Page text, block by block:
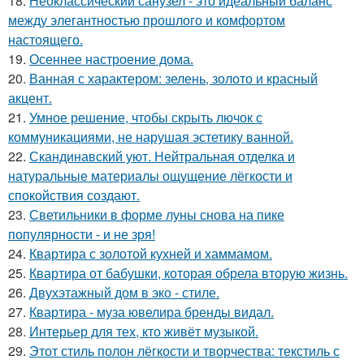
между элегантностью прошлого и комфортом
настоящего.
19. Осеннее настроение дома.
20. Ванная с характером: зелень, золото и красный
акцент.
21. Умное решение, чтобы скрыть лючок с
коммуникациями, не нарушая эстетику ванной.
22. Скандинавский уют. Нейтральная отделка и
натуральные материалы ощущение лёгкости и
спокойствия создают.
23. Светильники в форме луны снова на пике
популярности - и не зря!
24. Квартира с золотой кухней и хаммамом.
25. Квартира от бабушки, которая обрела вторую жизнь.
26. Двухэтажный дом в эко - стиле.
27. Квартира - муза ювелира бренды видал.
28. Интерьер для тех, кто живёт музыкой.
29. Этот стиль полон лёгкости и творчества: текстиль с